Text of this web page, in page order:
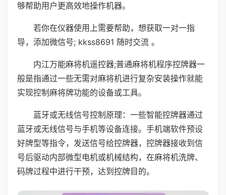
够帮助用户更高效地操作机器。
若你在仪器使用上需要帮助，想获取一对一指
导，添加微信号; kkss8691 随时交流 。
内江万能麻将机遥控器;普通麻将机程序控牌器一
般是指通过一些无需对麻将机进行复杂安装操作就能
实现控制麻将牌功能的设备或工具。
蓝牙或无线信号控制原理：一些智能控牌器通过
蓝牙或无线信号与手机等设备连接。手机端软件预设
好牌型等指令，发送信号给控牌器，控牌器接收到信
号后驱动内部微型电机或机械结构，在麻将机洗牌、
码牌过程中进行干预，达到控牌目的。